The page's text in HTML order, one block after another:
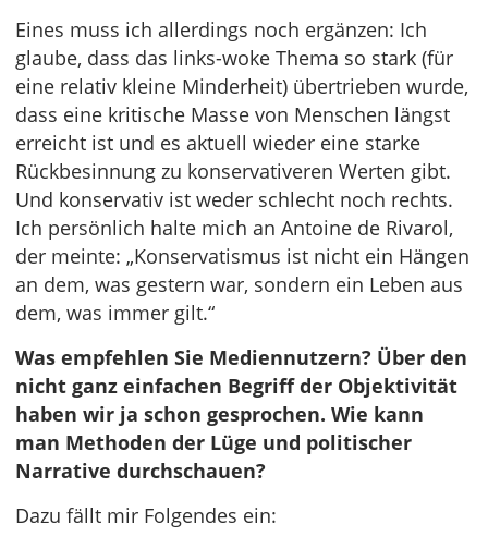
Eines muss ich allerdings noch ergänzen: Ich
glaube, dass das links-woke Thema so stark (für
eine relativ kleine Minderheit) übertrieben wurde,
dass eine kritische Masse von Menschen längst
erreicht ist und es aktuell wieder eine starke
Rückbesinnung zu konservativeren Werten gibt.
Und konservativ ist weder schlecht noch rechts.
Ich persönlich halte mich an Antoine de Rivarol,
der meinte: „Konservatismus ist nicht ein Hängen
an dem, was gestern war, sondern ein Leben aus
dem, was immer gilt.“
Was empfehlen Sie Mediennutzern? Über den
nicht ganz einfachen Begriff der Objektivität
haben wir ja schon gesprochen. Wie kann
man Methoden der Lüge und politischer
Narrative durchschauen?
Dazu fällt mir Folgendes ein: